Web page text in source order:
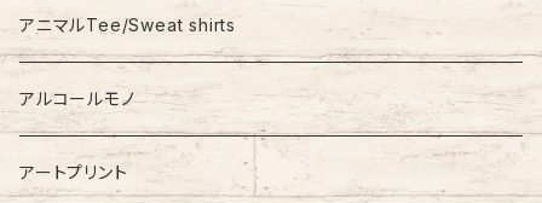
Stadium Jumper
Down Jacket
RALPH LAUREN
TOMMY HILFIGER
Levi’s
アニマルTee/Sweat shirts
アルコールモノ
アートプリント